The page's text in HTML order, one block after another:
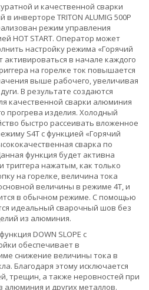
и качественной сварки
инверторе TRITON ALUMIG 500P
режим управления
HOT START. Оператор может
настройку режима «Горячий
активироваться в начале каждого
на горелке ток повышается
выше рабочего, увеличивая
В результате создаются
качественной сварки алюминия
прогрева изделия. Холодный
быстро рассеивать вложенное
S4T с функцией «Горячий
сварка по
функция будет активна
триггера нажатым, как только
на горелке, величина тока
величины в режиме 4Т, и
в обычном режиме. С помощью
идеальный сварочный шов без
из алюминия.
DOWN SLOPE с
обеспечивает в
снижение величины тока в
Благодаря этому исключается
трещин, а также неровностей при
алюминия и других металлов.